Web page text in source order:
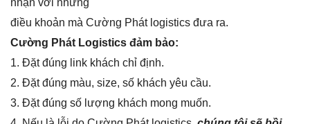
nhận với những
điều khoản mà Cường Phát logistics đưa ra.
Cường Phát Logistics đảm bảo:
1. Đặt đúng link khách chỉ định.
2. Đặt đúng màu, size, số khách yêu cầu.
3. Đặt đúng số lượng khách mong muốn.